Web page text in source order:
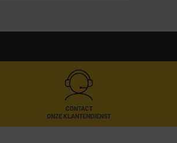
CONTACT
ONZE KLANTENDIENST